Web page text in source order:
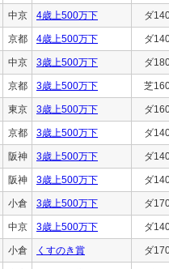
中京 4歳上500万下 ダ
京都 4歳上500万下 ダ
中京 3歳上500万下 ダ
京都 3歳上500万下 芝
東京 3歳上500万下 ダ
京都 3歳上500万下 ダ
阪神 3歳上500万下 ダ
阪神 3歳上500万下 ダ
小倉 3歳上500万下 ダ
中京 3歳上500万下 ダ
小倉 くすのき賞 ダ